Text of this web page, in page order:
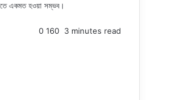
একমত হওয়া সম্ভব।
0 160 3 minutes read